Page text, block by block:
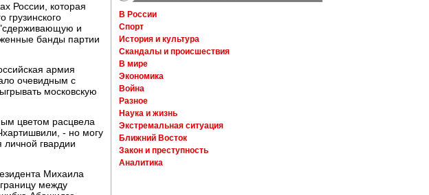
России, которая
"сдерживающую и
банды партии
армия
очевидным с
московскую
цветом расцвела
- но могу
личной гвардии
Михаила
между
В России
Спорт
История и культура
Скандалы и происшествия
В мире
Экономика
Война
Разное
Наука и жизнь
Экстремальная ситуация
Ближний Восток
Закон и преступность
Аналитика